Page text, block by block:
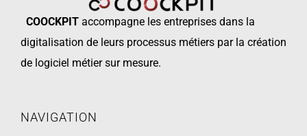
COOCKPIT accompagne les entreprises dans la
digitalisation de leurs processus métiers par la création
de logiciel métier sur mesure.
NAVIGATION